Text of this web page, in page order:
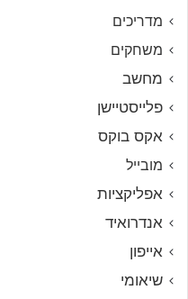
מדריכים
משחקים
מחשב
פלייסטיישן
אקס בוקס
מובייל
אפליקציות
אנדרואיד
אייפון
שיאומי